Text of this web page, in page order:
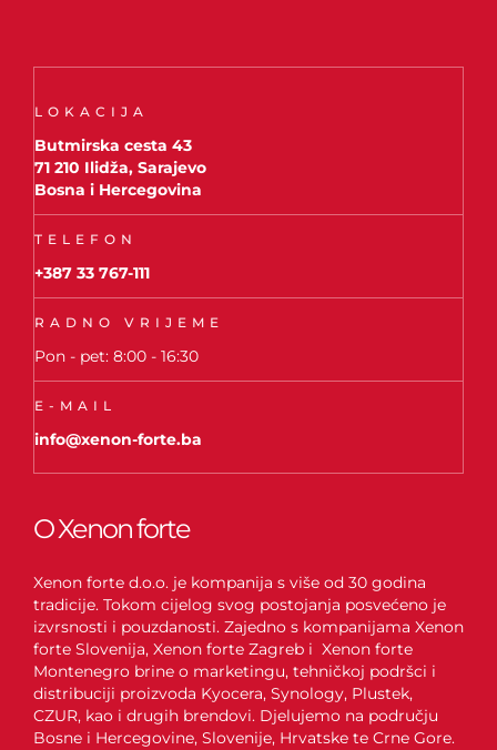
LOKACIJA
Butmirska cesta 43
71 210 Ilidža, Sarajevo
Bosna i Hercegovina
TELEFON
+387 33 767-111
RADNO VRIJEME
Pon - pet: 8:00 - 16:30
E-MAIL
info@xenon-forte.ba
O Xenon forte
Xenon forte d.o.o. je kompanija s više od 30 godina
tradicije. Tokom cijelog svog postojanja posvećeno je
izvrsnosti i pouzdanosti. Zajedno s kompanijama Xenon
forte Slovenija, Xenon forte Zagreb i Xenon forte
Montenegro brine o marketingu, tehničkoj podršci i
distribuciji proizvoda Kyocera, Synology, Plustek,
CZUR, kao i drugih brendovi. Djelujemo na području
Bosne i Hercegovine, Slovenije, Hrvatske te Crne Gore.